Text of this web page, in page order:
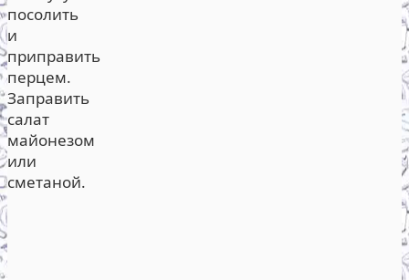
посолить
и
приправить
перцем.
Заправить
салат
майонезом
или
сметаной.